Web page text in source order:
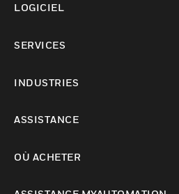
LOGICIEL
SERVICES
INDUSTRIES
ASSISTANCE
OÙ ACHETER